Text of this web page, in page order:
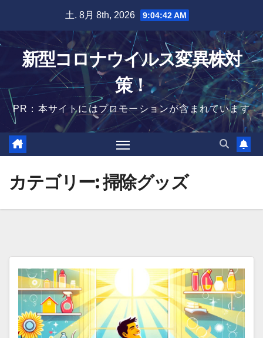
content
土. 8月 8th, 2026 9:04:42 AM
新型コロナウイルス変異株対
策！
PR：本サイトにはプロモーションが含まれています
カテゴリー:掃除グッズ